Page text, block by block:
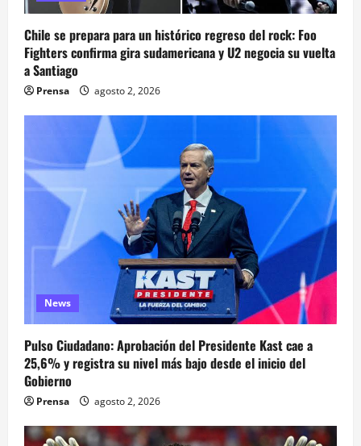
Chile se prepara para un histórico regreso del rock: Foo
Fighters confirma gira sudamericana y U2 negocia su vuelta
a Santiago
Prensa agosto 2, 2026
News
Pulso Ciudadano: Aprobación del Presidente Kast cae a
25,6% y registra su nivel más bajo desde el inicio del
Gobierno
Prensa agosto 2, 2026